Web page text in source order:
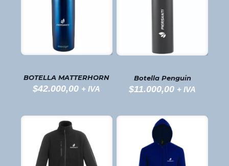
BOTELLA MATTERHORN
$42.000,00 + IVA
Botella Penguin
$11.000,00 + IVA